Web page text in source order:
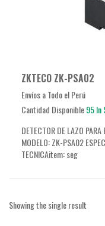
ZKTECO ZK-PSA02
Envíos a Todo el Perú
Cantidad Disponible95 In
DETECTOR DE LAZO
MODELO: ZK-PSA02
TECNICAitem: seg
Showing the single result